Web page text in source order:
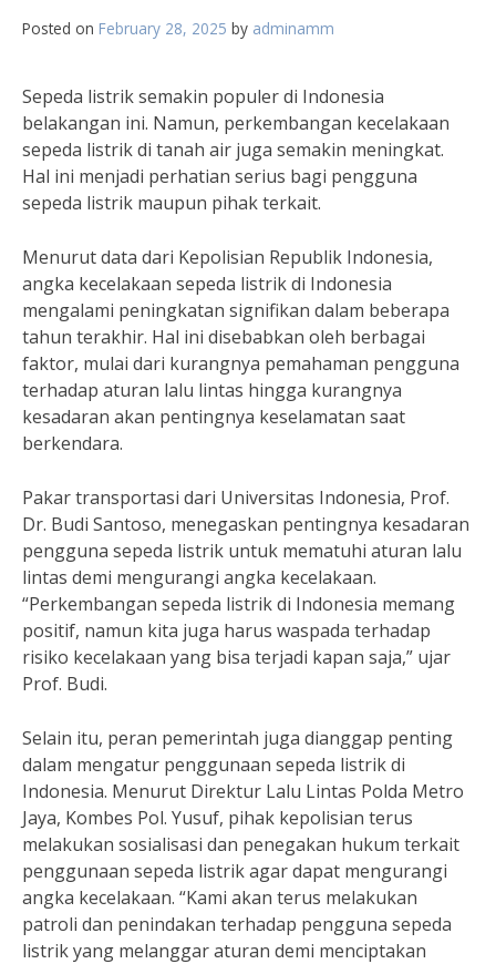
Posted on February 28, 2025 by adminamm
Sepeda listrik semakin populer di Indonesia
belakangan ini. Namun, perkembangan kecelakaan
sepeda listrik di tanah air juga semakin meningkat.
Hal ini menjadi perhatian serius bagi pengguna
sepeda listrik maupun pihak terkait.
Menurut data dari Kepolisian Republik Indonesia,
angka kecelakaan sepeda listrik di Indonesia
mengalami peningkatan signifikan dalam beberapa
tahun terakhir. Hal ini disebabkan oleh berbagai
faktor, mulai dari kurangnya pemahaman pengguna
terhadap aturan lalu lintas hingga kurangnya
kesadaran akan pentingnya keselamatan saat
berkendara.
Pakar transportasi dari Universitas Indonesia, Prof.
Dr. Budi Santoso, menegaskan pentingnya kesadaran
pengguna sepeda listrik untuk mematuhi aturan lalu
lintas demi mengurangi angka kecelakaan.
“Perkembangan sepeda listrik di Indonesia memang
positif, namun kita juga harus waspada terhadap
risiko kecelakaan yang bisa terjadi kapan saja,” ujar
Prof. Budi.
Selain itu, peran pemerintah juga dianggap penting
dalam mengatur penggunaan sepeda listrik di
Indonesia. Menurut Direktur Lalu Lintas Polda Metro
Jaya, Kombes Pol. Yusuf, pihak kepolisian terus
melakukan sosialisasi dan penegakan hukum terkait
penggunaan sepeda listrik agar dapat mengurangi
angka kecelakaan. “Kami akan terus melakukan
patroli dan penindakan terhadap pengguna sepeda
listrik yang melanggar aturan demi menciptakan